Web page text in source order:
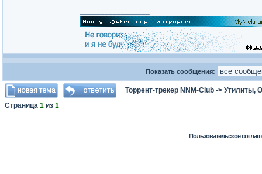
Показать сообщения:
Торрент-трекер NNM-Club -> Утилиты,
Страница 1 из 1
Пользовательское